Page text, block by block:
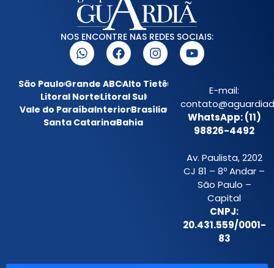
NOS ENCONTRE NAS REDES SOCIAIS:
São PauloGrande ABCAlto Tietê
Litoral NorteLitoral Sul
Vale do ParaíbaInteriorBrasília
Santa CatarinaBahia
E-mail:
WhatsApp: (11)
98826-4492
Av. Paulista, 2202
CJ 81 – 8º Andar –
São Paulo –
Capital
CNPJ:
20.431.559/0001-
83